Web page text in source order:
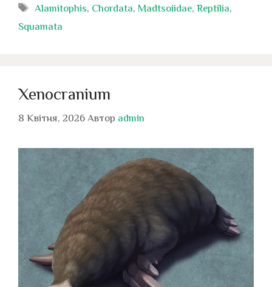
Позначки
Alamitophis, Chordata, Madtsoiidae,Reptilia,
Squamata
Xenocranium
8 Квітня, 2026 Автор admin